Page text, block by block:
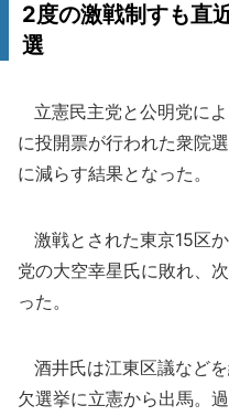
2度の激戦制すも直
選
立憲民主党と公明党に
に投開票が行われた衆院
に減らす結果となった。
激戦とされた東京15区
党の大空幸星氏に敗れ、
った。
酒井氏は江東区議など
欠選挙に立憲から出馬。